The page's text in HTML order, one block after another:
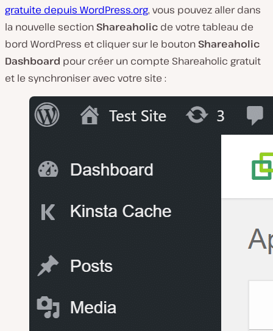
gratuite depuis WordPress.org, vous pouvez aller dans
la nouvelle section Shareaholic de votre tableau de
bord WordPress et cliquer sur le bouton Shareaholic
Dashboard pour créer un compte Shareaholic gratuit
et le synchroniser avec votre site :